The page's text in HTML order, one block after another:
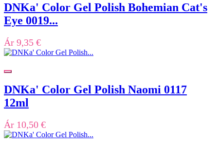
DNKa' Color Gel Polish Bohemian Cat's
Eye 0019...
Ár 9,35 €
DNKa' Color Gel Polish Naomi 0117
12ml
Ár 10,50 €